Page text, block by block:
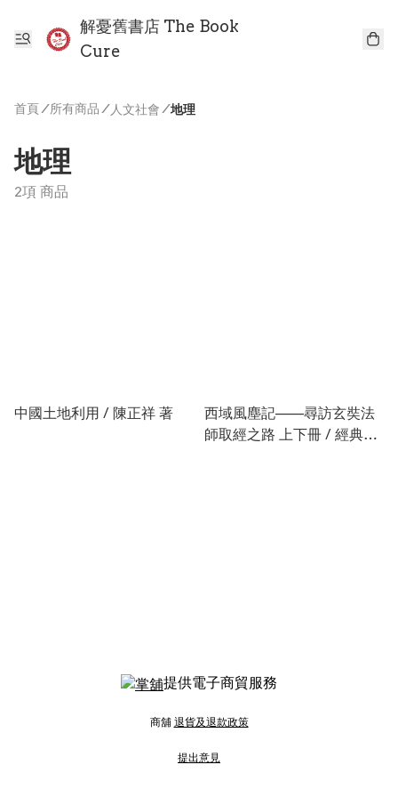
解憂舊書店 The Book
Cure
首頁/ 所有商品 / 人文社會 /地理
地理
2項 商品
中國土地利用 / 陳正祥 著
西域風塵記——尋訪玄奘法
師取經之路 上下冊 / 經典雜
提供電子商貿服務
商舖 退貨及退款政策
提出意見